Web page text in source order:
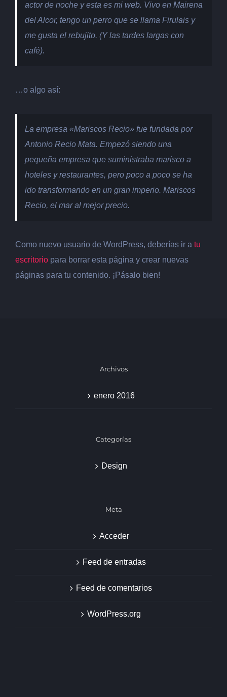
actor de noche y esta es mi web. Vivo en Mairena
del Alcor, tengo un perro que se llama Firulais y
me gusta el rebujito. (Y las tardes largas con
café).
…o algo así:
La empresa «Mariscos Recio» fue fundada por
Antonio Recio Mata. Empezó siendo una
pequeña empresa que suministraba marisco a
hoteles y restaurantes, pero poco a poco se ha
ido transformando en un gran imperio. Mariscos
Recio, el mar al mejor precio.
Como nuevo usuario de WordPress, deberías ir a tu
escritorio para borrar esta página y crear nuevas
páginas para tu contenido. ¡Pásalo bien!
Archivos
enero 2016
Categorías
Design
Meta
Acceder
Feed de entradas
Feed de comentarios
WordPress.org